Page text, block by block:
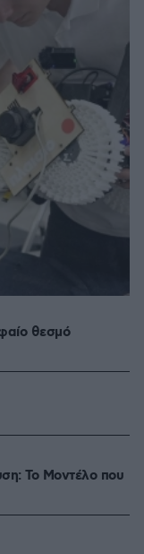
θεσμό
Το Mοντέλο που